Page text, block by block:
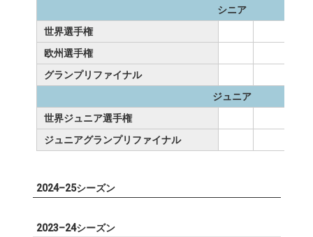
シニア
世界選手権
欧州選手権
グランプリファイナル
ジュニア
世界ジュニア選手権
ジュニアグランプリファイナル
2024–25シーズン
2023–24シーズン